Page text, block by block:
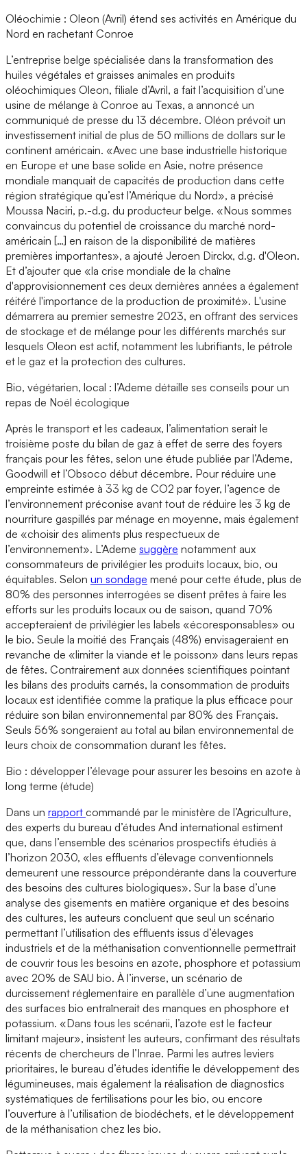
Oléochimie : Oleon (Avril) étend ses activités en Amérique du
Nord en rachetant Conroe
L’entreprise belge spécialisée dans la transformation des
huiles végétales et graisses animales en produits
oléochimiques Oleon, filiale d’Avril, a fait l’acquisition d’une
usine de mélange à Conroe au Texas, a annoncé un
communiqué de presse du 13 décembre. Oléon prévoit un
investissement initial de plus de 50 millions de dollars sur le
continent américain. «Avec une base industrielle historique
en Europe et une base solide en Asie, notre présence
mondiale manquait de capacités de production dans cette
région stratégique qu’est l’Amérique du Nord», a précisé
Moussa Naciri, p.-d.g. du producteur belge. «Nous sommes
convaincus du potentiel de croissance du marché nord-
américain […] en raison de la disponibilité de matières
premières importantes», a ajouté Jeroen Dirckx, d.g. d'Oleon.
Et d’ajouter que «la crise mondiale de la chaîne
d'approvisionnement ces deux dernières années a également
réitéré l'importance de la production de proximité». L'usine
démarrera au premier semestre 2023, en offrant des services
de stockage et de mélange pour les différents marchés sur
lesquels Oleon est actif, notamment les lubrifiants, le pétrole
et le gaz et la protection des cultures.
Bio, végétarien, local : l’Ademe détaille ses conseils pour un
repas de Noël écologique
Après le transport et les cadeaux, l’alimentation serait le
troisième poste du bilan de gaz à effet de serre des foyers
français pour les fêtes, selon une étude publiée par l’Ademe,
Goodwill et l’Obsoco début décembre. Pour réduire une
empreinte estimée à 33 kg de CO2 par foyer, l’agence de
l’environnement préconise avant tout de réduire les 3 kg de
nourriture gaspillés par ménage en moyenne, mais également
de «choisir des aliments plus respectueux de
l’environnement». L’Ademe suggère notamment aux
consommateurs de privilégier les produits locaux, bio, ou
équitables. Selon un sondage mené pour cette étude, plus de
80% des personnes interrogées se disent prêtes à faire les
efforts sur les produits locaux ou de saison, quand 70%
accepteraient de privilégier les labels «écoresponsables» ou
le bio. Seule la moitié des Français (48%) envisageraient en
revanche de «limiter la viande et le poisson» dans leurs repas
de fêtes. Contrairement aux données scientifiques pointant
les bilans des produits carnés, la consommation de produits
locaux est identifiée comme la pratique la plus efficace pour
réduire son bilan environnemental par 80% des Français.
Seuls 56% songeraient au total au bilan environnemental de
leurs choix de consommation durant les fêtes.
Bio : développer l’élevage pour assurer les besoins en azote à
long terme (étude)
Dans un rapport commandé par le ministère de l’Agriculture,
des experts du bureau d’études And international estiment
que, dans l’ensemble des scénarios prospectifs étudiés à
l’horizon 2030, «les effluents d’élevage conventionnels
demeurent une ressource prépondérante dans la couverture
des besoins des cultures biologiques». Sur la base d’une
analyse des gisements en matière organique et des besoins
des cultures, les auteurs concluent que seul un scénario
permettant l’utilisation des effluents issus d’élevages
industriels et de la méthanisation conventionnelle permettrait
de couvrir tous les besoins en azote, phosphore et potassium
avec 20% de SAU bio. À l’inverse, un scénario de
durcissement réglementaire en parallèle d’une augmentation
des surfaces bio entraînerait des manques en phosphore et
potassium. «Dans tous les scénarii, l’azote est le facteur
limitant majeur», insistent les auteurs, confirmant des résultats
récents de chercheurs de l’Inrae. Parmi les autres leviers
prioritaires, le bureau d’études identifie le développement des
légumineuses, mais également la réalisation de diagnostics
systématiques de fertilisations pour les bio, ou encore
l’ouverture à l’utilisation de biodéchets, et le développement
de la méthanisation chez les bio.